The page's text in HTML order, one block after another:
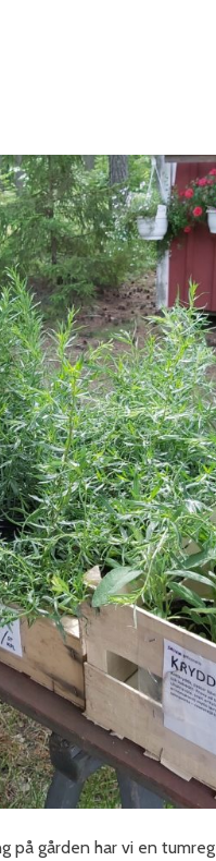
gården har vi en